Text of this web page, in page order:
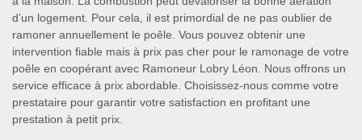
d’un logement. Pour cela, il est primordial de ne pas oublier de
ramoner annuellement le poêle. Vous pouvez obtenir une
intervention fiable mais à prix pas cher pour le ramonage de votre
poêle en coopérant avec Ramoneur Lobry Léon. Nous offrons un
service efficace à prix abordable. Choisissez-nous comme votre
prestataire pour garantir votre satisfaction en profitant une
prestation à petit prix.